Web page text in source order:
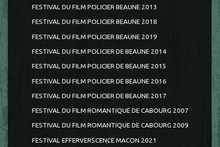
FESTIVAL DU FILM POLICIER BEAUNE 2013
FESTIVAL DU FILM POLICIER BEAUNE 2018
FESTIVAL DU FILM POLICIER BEAUNE 2019
FESTIVAL DU FILM POLICIER DE BEAUNE 2014
FESTIVAL DU FILM POLICIER DE BEAUNE 2015
FESTIVAL DU FILM POLICIER DE BEAUNE 2016
FESTIVAL DU FILM POLICIER DE BEAUNE 2017
FESTIVAL DU FILM ROMANTIQUE DE CABOURG 2007
FESTIVAL DU FILM ROMANTIQUE DE CABOURG 2009
FESTIVAL EFFERVERSCENCE MACON 2021